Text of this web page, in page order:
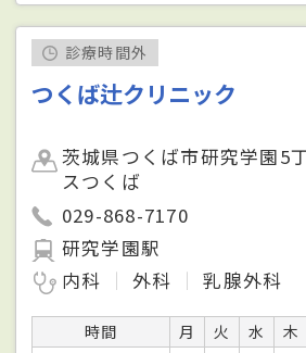
診療時間外
つくば辻クリニック
茨城県つくば市研究学園5
スつくば
029-868-7170
研究学園駅
内科
外科 乳腺外科
時間 月 火 水 木